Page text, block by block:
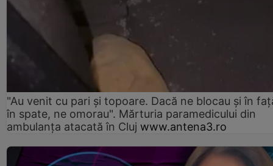
"Au venit cu pari și topoare. Dacă ne blocau şi în
în spate, ne omorau". Mărturia paramedicului din
ambulanţa atacată în Cluj www.antena3.ro